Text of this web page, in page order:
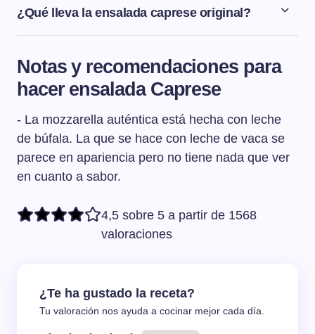
oliva virgen extra, pimienta negra recién molida, una
¿Qué lleva la ensalada caprese original?
La ensalada caprese original lleva queso mozzarella,
de oliva, pimienta negra molida, orégano seco y una
pizca de sal. La ensalada caprese original no lleva
Notas y recomendaciones para
hacer ensalada Caprese
- La mozzarella auténtica está hecha con leche
de búfala. La que se hace con leche de vaca se
parece en apariencia pero no tiene nada que ver
en cuanto a sabor.
4,5 sobre 5 a partir de 1568
valoraciones
¿Te ha gustado la receta?
Tu valoración nos ayuda a cocinar mejor cada día.